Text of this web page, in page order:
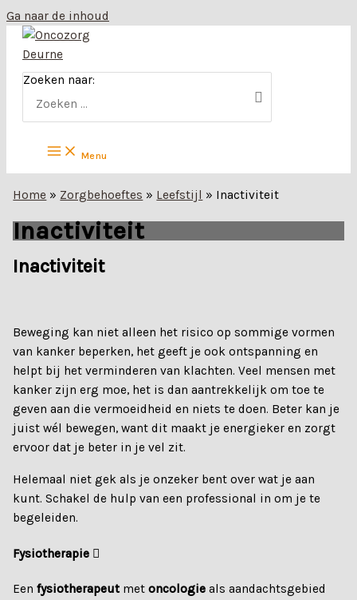
Ga naar de inhoud
Zoeken naar:
Menu
Home » Zorgbehoeftes » Leefstijl » Inactiviteit
Inactiviteit
Inactiviteit
Beweging kan niet alleen het risico op sommige vormen
van kanker beperken, het geeft je ook ontspanning en
helpt bij het verminderen van klachten. Veel mensen met
kanker zijn erg moe, het is dan aantrekkelijk om toe te
geven aan die vermoeidheid en niets te doen. Beter kan je
juist wél bewegen, want dit maakt je energieker en zorgt
ervoor dat je beter in je vel zit.
Helemaal niet gek als je onzeker bent over wat je aan
kunt. Schakel de hulp van een professional in om je te
begeleiden.
Fysiotherapie
Eenfysiotherapeut metoncologie als aandachtsgebied